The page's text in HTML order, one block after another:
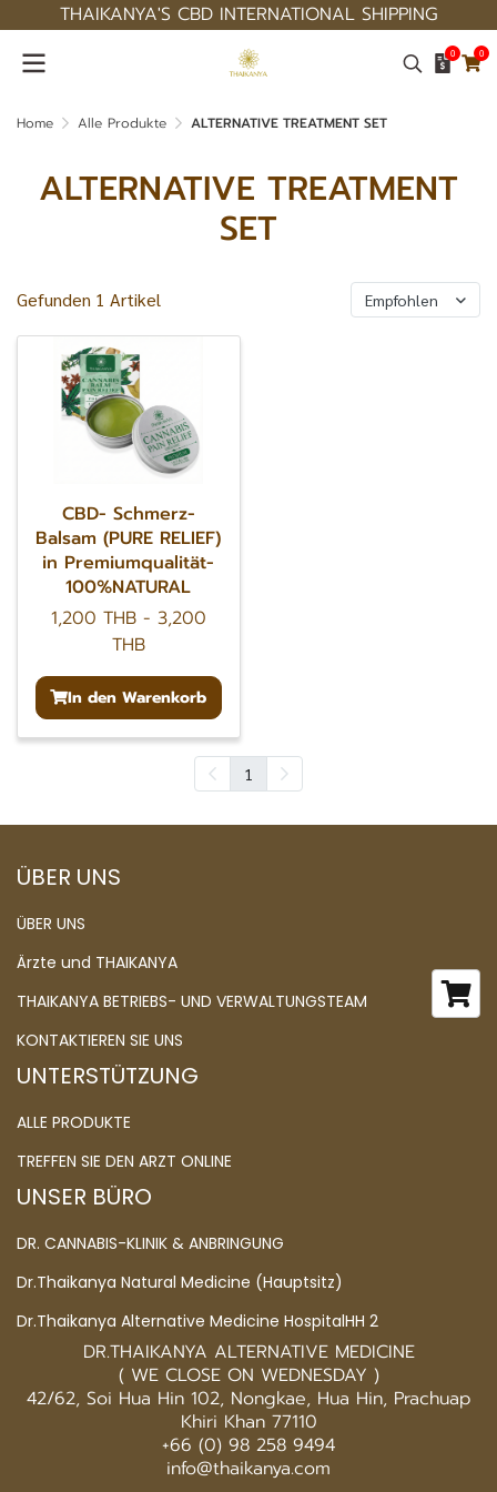
THAIKANYA'S CBD INTERNATIONAL SHIPPING
0 0
Home Alle Produkte ALTERNATIVE TREATMENT SET
ALTERNATIVE TREATMENT
SET
Gefunden 1 Artikel Empfohlen
CBD- Schmerz-
Balsam (PURE RELIEF)
in Premiumqualität-
100%NATURAL
1,200 THB- 3,200
THB
In den Warenkorb
1
ÜBER UNS
ÜBER UNS
Ärzte und THAIKANYA
THAIKANYA BETRIEBS- UND VERWALTUNGSTEAM
KONTAKTIEREN SIE UNS
UNTERSTÜTZUNG
ALLE PRODUKTE
TREFFEN SIE DEN ARZT ONLINE
UNSER BÜRO
DR. CANNABIS-KLINIK & ANBRINGUNG
Dr.Thaikanya Natural Medicine (Hauptsitz)
Dr.Thaikanya Alternative Medicine HospitalHH 2
DR.THAIKANYA ALTERNATIVE MEDICINE
( WE CLOSE ON WEDNESDAY )
42/62, Soi Hua Hin 102, Nongkae, Hua Hin, Prachuap
Khiri Khan 77110
+66 (0) 98 258 9494
info@thaikanya.com